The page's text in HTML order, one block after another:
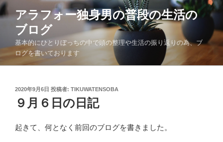
コ
ン
へ
アラフォー独身男の普段の生活の
ブログ
基本的にひとりぼっちの中で頭の整理や生活の振り返りの為、ブ
ログを書いております
投
稿
日:
2020年9月6日 投稿者: TIKUWATENSOBA
９月６日の日記
起きて、何となく前回のブログを書きました。